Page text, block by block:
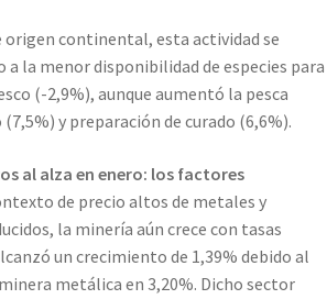
origen continental, esta actividad se
a la menor disponibilidad de especies para
(-2,9%), aunque aumentó la pesca
y preparación de curado (6,6%).
al alza en enero: los factores
de precio altos de metales y
la minería aún crece con tasas
un crecimiento de 1,39% debido al
metálica en 3,20%. Dicho sector